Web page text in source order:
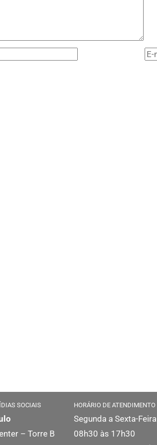
SOCIAIS
– Torre B
HORÁRIO DE ATENDIMENTO
Segunda a Sexta-Feira
08h30 às 17h30